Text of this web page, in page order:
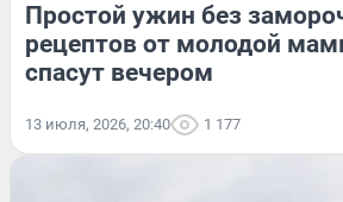
Простой ужин без
рецептов от молодой
спасут вечером
13 июля, 2026, 20:40 1 177